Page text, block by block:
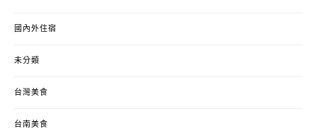
國內外住宿
未分類
台灣美食
台南美食